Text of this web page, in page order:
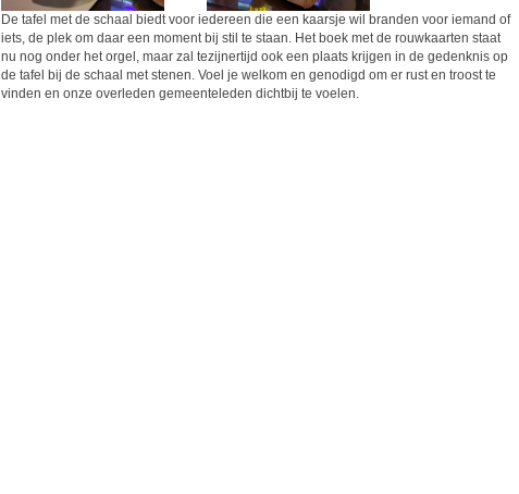
De tafel met de schaal biedt voor iedereen die een kaarsje wil branden voor iemand of
iets, de plek om daar een moment bij stil te staan. Het boek met de rouwkaarten staat
nu nog onder het orgel, maar zal tezijnertijd ook een plaats krijgen in de gedenknis op
de tafel bij de schaal met stenen. Voel je welkom en genodigd om er rust en troost te
vinden en onze overleden gemeenteleden dichtbij te voelen.